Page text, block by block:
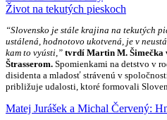
Život na tekutých pieskoch
“Slovensko je stále krajina na tekutých
ustálená, hodnotovo ukotvená, je v
kam to vyústi,” tvrdí Martin M. Šimečka
Štrasserom. Spomienkami na detstvo v
disidenta a mladosť strávenú v
približuje udalosti, ktoré formovali
Matej Jurášek a Michal Červený: